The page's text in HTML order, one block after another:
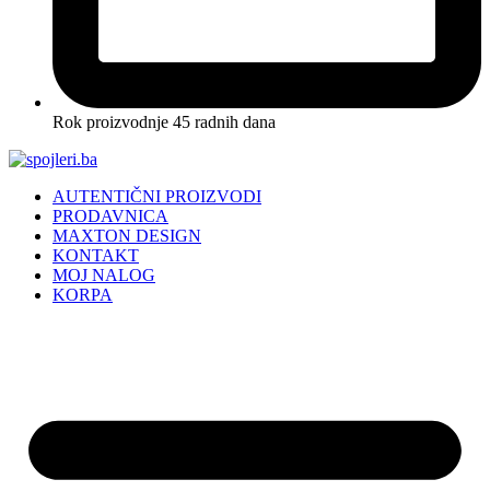
Rok proizvodnje 45 radnih dana
AUTENTIČNI PROIZVODI
PRODAVNICA
MAXTON DESIGN
KONTAKT
MOJ NALOG
KORPA